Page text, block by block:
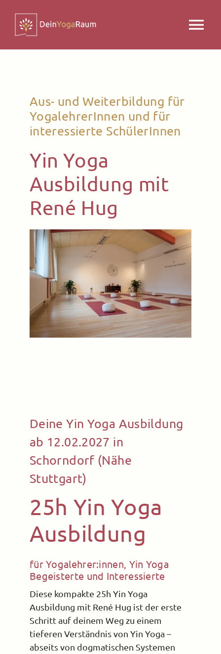
Inhalt
springen
Yogaraum
Yin Somatic Ausbildung
Über uns
Kontakt
Aus- und Weiterbildung für
YogalehrerInnen und für
interessierte SchülerInnen
Yin Yoga
Ausbildung mit
René Hug
Deine Yin Yoga Ausbildung
ab 12.02.2027 in
Schorndorf (Nähe
Stuttgart)
25h Yin Yoga
Ausbildung
für Yogalehrer:innen, Yin Yoga
Begeisterte und Interessierte
Diese kompakte 25h Yin Yoga
Ausbildung mit René Hug ist der erste
Schritt auf deinem Weg zu einem
tieferen Verständnis von Yin Yoga –
abseits von dogmatischen Systemen